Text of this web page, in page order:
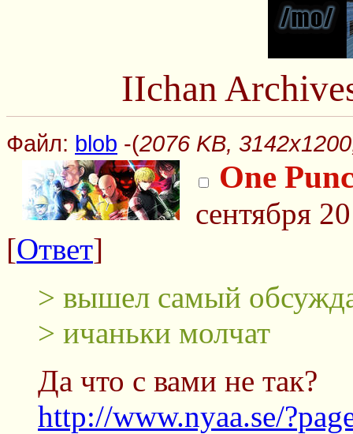
IIchan
Файл: blob -(2076 KB,
One
сентября
[Ответ]
> вышел самый
> ичаньки молчат
Да что с вами не так?
http://www.nyaa.se/